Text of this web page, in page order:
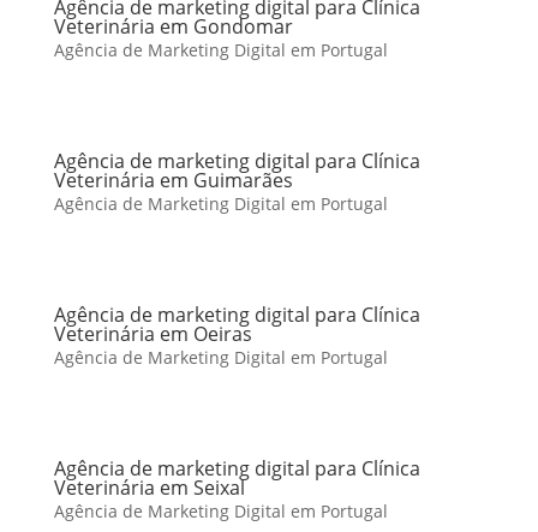
Agência de marketing digital para Clínica
Veterinária em Gondomar
Agência de Marketing Digital em Portugal
Agência de marketing digital para Clínica
Veterinária em Guimarães
Agência de Marketing Digital em Portugal
Agência de marketing digital para Clínica
Veterinária em Oeiras
Agência de Marketing Digital em Portugal
Agência de marketing digital para Clínica
Veterinária em Seixal
Agência de Marketing Digital em Portugal